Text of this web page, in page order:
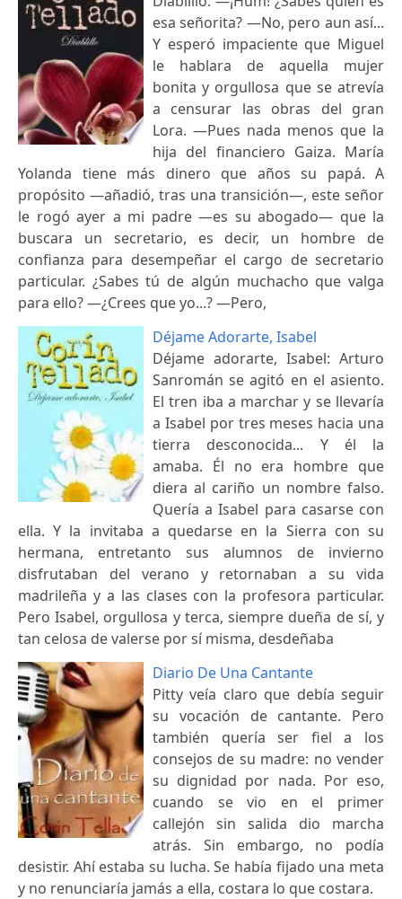
esa señorita? —No, pero aun así...
Y esperó impaciente que Miguel
le hablara de aquella mujer
bonita y orgullosa que se atrevía
a censurar las obras del gran
Lora. —Pues nada menos que la
hija del financiero Gaiza. María
Yolanda tiene más dinero que años su papá. A
propósito —añadió, tras una transición—, este señor
le rogó ayer a mi padre —es su abogado— que la
buscara un secretario, es decir, un hombre de
confianza para desempeñar el cargo de secretario
particular. ¿Sabes tú de algún muchacho que valga
para ello? —¿Crees que yo...? —Pero,
Déjame Adorarte, Isabel
Déjame adorarte, Isabel: Arturo
Sanromán se agitó en el asiento.
El tren iba a marchar y se llevaría
a Isabel por tres meses hacia una
tierra desconocida... Y él la
amaba. Él no era hombre que
diera al cariño un nombre falso.
Quería a Isabel para casarse con
ella. Y la invitaba a quedarse en la Sierra con su
hermana, entretanto sus alumnos de invierno
disfrutaban del verano y retornaban a su vida
madrileña y a las clases con la profesora particular.
Pero Isabel, orgullosa y terca, siempre dueña de sí, y
tan celosa de valerse por sí misma, desdeñaba
Diario De Una Cantante
Pitty veía claro que debía seguir
su vocación de cantante. Pero
también quería ser fiel a los
consejos de su madre: no vender
su dignidad por nada. Por eso,
cuando se vio en el primer
callejón sin salida dio marcha
atrás. Sin embargo, no podía
desistir. Ahí estaba su lucha. Se había fijado una meta
y no renunciaría jamás a ella, costara lo que costara.